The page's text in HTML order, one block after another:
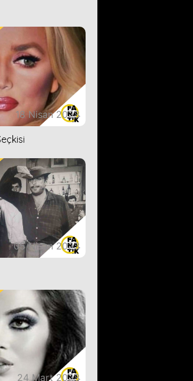
18 Nisan 2023
05 Nisan 2023
24 Mart 2023